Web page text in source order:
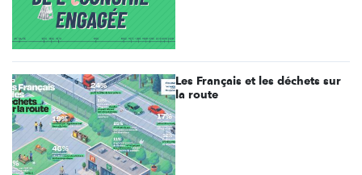
Les Français et les déchets sur
la route